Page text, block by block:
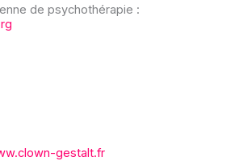
de psychothérapie :
gestalt.fr